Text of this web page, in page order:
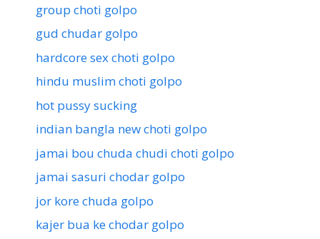
group choti golpo
gud chudar golpo
hardcore sex choti golpo
hindu muslim choti golpo
hot pussy sucking
indian bangla new choti golpo
jamai bou chuda chudi choti golpo
jamai sasuri chodar golpo
jor kore chuda golpo
kajer bua ke chodar golpo